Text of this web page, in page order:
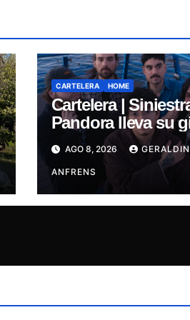
CARTELERA HOME
Cartelera |
Pandora lleva su
de invierno
Concepción.
AGO 8, 2026
ANFRENS